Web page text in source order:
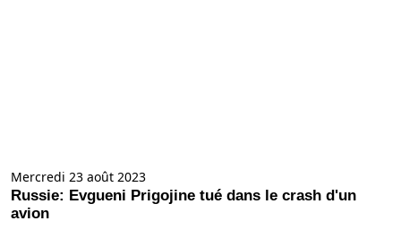
Mercredi 23 août 2023
Russie: Evgueni Prigojine tué dans le crash d'un
avion